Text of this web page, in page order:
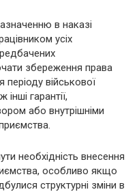
в наказі
усіх
збереження права
періоду військової
гарантії,
або внутрішніми
необхідність внесення
особливо якщо
структурні зміни в